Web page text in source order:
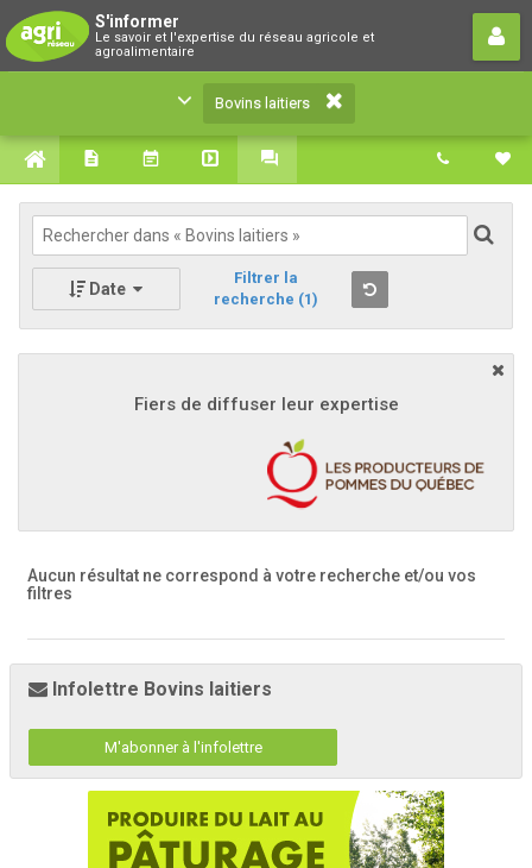
S'informer
Le savoir et l'expertise du réseau agricole et
agroalimentaire
Bovins laitiers
Le savoir et l'expertise du réseau agricole et
agroalimentaire
Bovins laitiers
Date
Filtrer la
recherche (1)
Fiers de diffuser leur expertise
Aucun résultat ne correspond à votre recherche et/ou vos
filtres
Infolettre Bovins laitiers
M'abonner à l'infolettre